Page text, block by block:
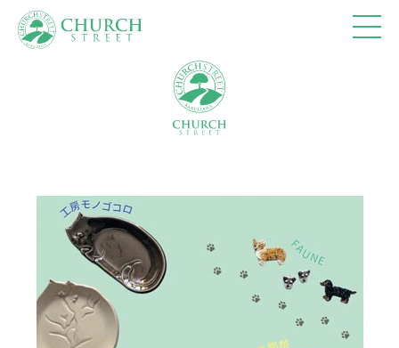
10:00-18:00
10:00-18:00 (Lo17:30)
※休館日、冬季(12月～3月)営業時間の詳細は、
業カレンダーを参照ください。